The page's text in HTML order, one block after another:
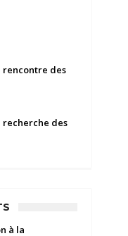
rencontre des
recherche des
à la